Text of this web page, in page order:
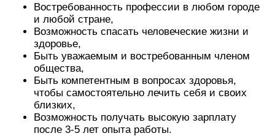
Востребованность профессии в любом городе
и любой стране,
Возможность спасать человеческие жизни и
здоровье,
Быть уважаемым и востребованным членом
общества,
Быть компетентным в вопросах здоровья,
чтобы самостоятельно лечить себя и своих
близких,
Возможность получать высокую зарплату
после 3-5 лет опыта работы.